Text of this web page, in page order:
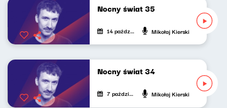
Nocny świat 35
14 października 2021 Mikołaj Kierski
Nocny świat 34
7 października 2021 Mikołaj Kierski